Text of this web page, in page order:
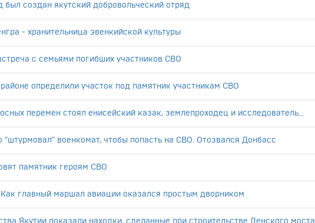
был создан якутский добровольческий отряд
- хранительница эвенкийской культуры
с семьями погибших участников СВО
определили участок под памятник участникам СВО
перемен стоял енисейский казак, землепроходец и исследователь...
"штурмовал" военкомат, чтобы попасть на СВО. Отозвался Донбасс
памятник героям СВО
Как главный маршал авиации оказался простым дворником
Якутии показали находки, сделанные при строительстве Ленского моста